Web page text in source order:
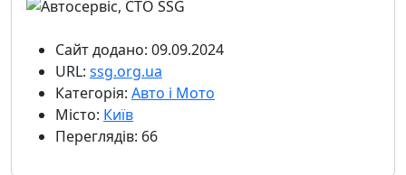
Сайт додано: 09.09.2024
URL: ssg.org.ua
Категорія: Авто і Мото
Місто: Київ
Переглядів: 66